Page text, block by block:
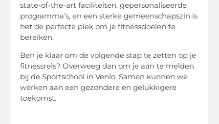
state-of-the-art faciliteiten, gepersonaliseerde
programma’s, en een sterke gemeenschapszin is
het de perfecte plek om je fitnessdoelen te
bereiken.
Ben je klaar om de volgende stap te zetten op je
fitnessreis? Overweeg dan om je aan te melden
bij de Sportschool in Venlo. Samen kunnen we
werken aan een gezondere en gelukkigere
toekomst.